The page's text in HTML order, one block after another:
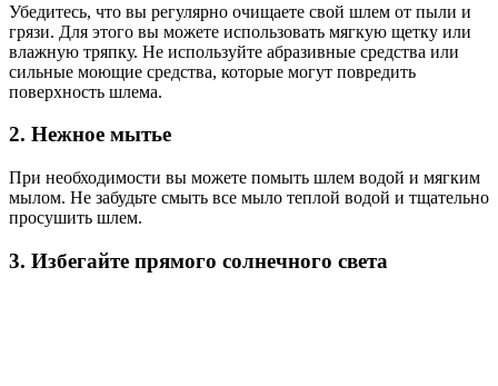
Убедитесь, что вы регулярно очищаете свой шлем от пыли и
грязи. Для этого вы можете использовать мягкую щетку или
влажную тряпку. Не используйте абразивные средства или
сильные моющие средства, которые могут повредить
поверхность шлема.
2. Нежное мытье
При необходимости вы можете помыть шлем водой и мягким
мылом. Не забудьте смыть все мыло теплой водой и тщательно
просушить шлем.
3. Избегайте прямого солнечного света